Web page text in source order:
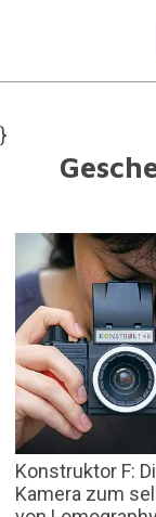
}
Konstruktor F:
Kamera zum